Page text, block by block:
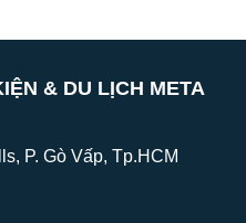
& DU LỊCH META
P. Gò Vấp, Tp.HCM